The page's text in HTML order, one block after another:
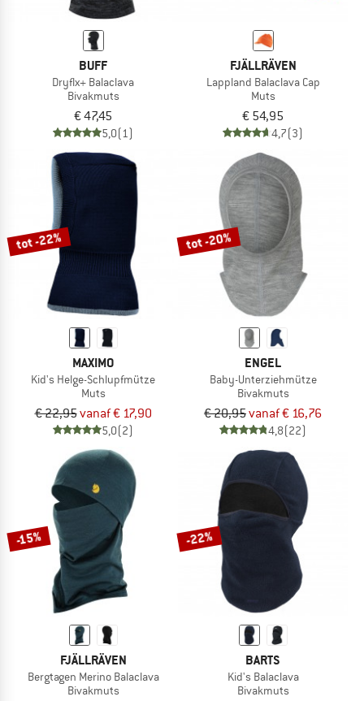
BUFF
Dryflx+ Balaclava
Bivakmuts
€ 47,45
5,0(1)
FJÄLLRÄVEN
Lappland Balaclava Cap
Muts
€ 54,95
4,7(3)
tot -22%
MAXIMO
Kid's Helge-Schlupfmütze
Muts
€ 22,95vanaf € 17,90
5,0(2)
tot -20%
ENGEL
Baby-Unterziehmütze
Bivakmuts
€ 20,95vanaf € 16,76
4,8(22)
-15%
FJÄLLRÄVEN
Bergtagen Merino Balaclava
Bivakmuts
-22%
BARTS
Kid's Balaclava
Bivakmuts